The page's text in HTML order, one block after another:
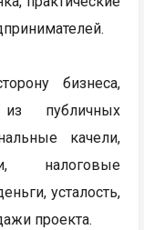
бизнеса,
публичных
качели,
налоговые
усталость,
проекта.